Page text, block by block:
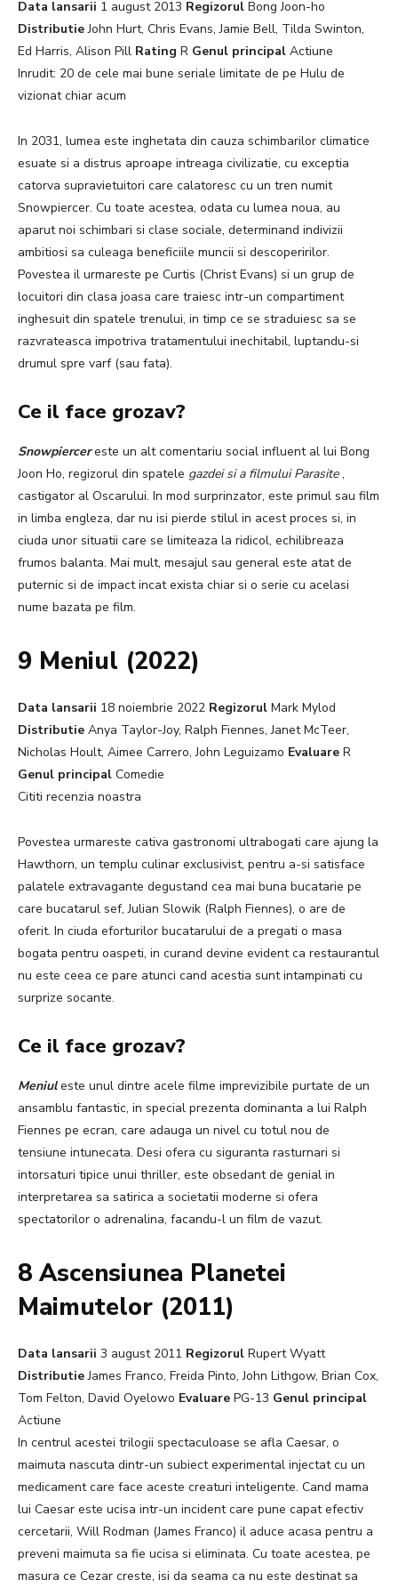
Data lansarii 1 august 2013 Regizorul Bong Joon-ho
DistributieJohn Hurt, Chris Evans, Jamie Bell, Tilda Swinton,
Ed Harris, Alison Pill Rating R Genul principal Actiune
Inrudit: 20 de cele mai bune seriale limitate de pe Hulu de
vizionat chiar acum
In 2031, lumea este inghetata din cauza schimbarilor climatice
esuate si a distrus aproape intreaga civilizatie, cu exceptia
catorva supravietuitori care calatoresc cu un tren numit
Snowpiercer. Cu toate acestea, odata cu lumea noua, au
aparut noi schimbari si clase sociale, determinand indivizii
ambitiosi sa culeaga beneficiile muncii si descoperirilor.
Povestea il urmareste pe Curtis (Christ Evans) si un grup de
locuitori din clasa joasa care traiesc intr-un compartiment
inghesuit din spatele trenului, in timp ce se straduiesc sa se
razvrateasca impotriva tratamentului inechitabil, luptandu-si
drumul spre varf (sau fata).
Ce il face grozav?
Snowpiercereste un alt comentariu social influent al lui Bong
Joon Ho, regizorul din spatele gazdei si a filmuluiParasite,
castigator al Oscarului. In mod surprinzator, este primul sau film
in limba engleza, dar nu isi pierde stilul in acest proces si, in
ciuda unor situatii care se limiteaza la ridicol, echilibreaza
frumos balanta. Mai mult, mesajul sau general este atat de
puternic si de impact incat exista chiar si o serie cu acelasi
nume bazata pe film.
9 Meniul (2022)
Data lansarii 18 noiembrie 2022 Regizorul Mark Mylod
Distributie Anya Taylor-Joy, Ralph Fiennes, Janet McTeer,
Nicholas Hoult, Aimee Carrero, John Leguizamo Evaluare R
Genul principal Comedie
Cititi recenzia noastra
Povestea urmareste cativa gastronomi ultrabogati care ajung la
Hawthorn, un templu culinar exclusivist, pentru a-si satisface
palatele extravagante degustand cea mai buna bucatarie pe
care bucatarul sef, Julian Slowik (Ralph Fiennes), o are de
oferit. In ciuda eforturilor bucatarului de a pregati o masa
bogata pentru oaspeti, in curand devine evident ca restaurantul
nu este ceea ce pare atunci cand acestia sunt intampinati cu
surprize socante.
Ce il face grozav?
Meniuleste unul dintre acele filme imprevizibile purtate de un
ansamblu fantastic, in special prezenta dominanta a lui Ralph
Fiennes pe ecran, care adauga un nivel cu totul nou de
tensiune intunecata. Desi ofera cu siguranta rasturnari si
intorsaturi tipice unui thriller, este obsedant de genial in
interpretarea sa satirica a societatii moderne si ofera
spectatorilor o adrenalina, facandu-l un film de vazut.
8 Ascensiunea Planetei
Maimutelor (2011)
Data lansarii 3 august 2011 Regizorul Rupert Wyatt
DistributieJames Franco, Freida Pinto, John Lithgow, Brian Cox,
Tom Felton, David Oyelowo Evaluare PG-13 Genul principal
Actiune
In centrul acestei trilogii spectaculoase se afla Caesar, o
maimuta nascuta dintr-un subiect experimental injectat cu un
medicament care face aceste creaturi inteligente. Cand mama
lui Caesar este ucisa intr-un incident care pune capat efectiv
cercetarii, Will Rodman (James Franco) il aduce acasa pentru a
preveni maimuta sa fie ucisa si eliminata. Cu toate acestea, pe
masura ce Cezar creste, isi da seama ca nu este destinat sa